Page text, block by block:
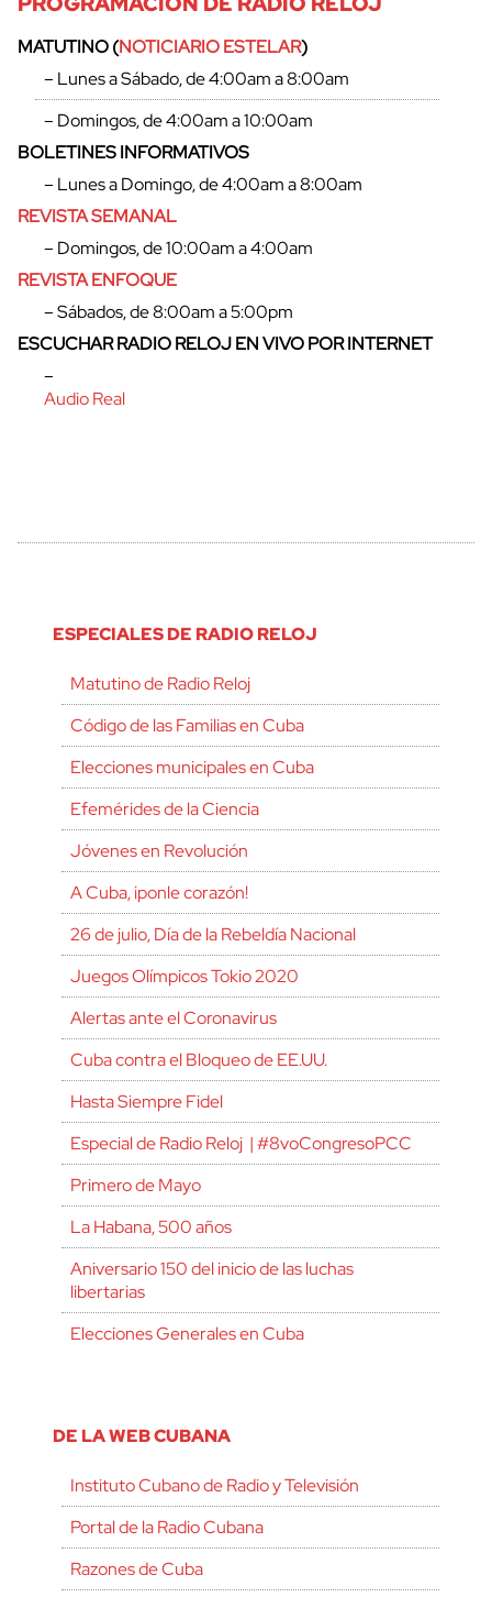
MATUTINO (NOTICIARIO ESTELAR)
– Lunes a Sábado, de 4:00am a 8:00am
– Domingos, de 4:00am a 10:00am
BOLETINES INFORMATIVOS
– Lunes a Domingo, de 4:00am a 8:00am
REVISTA SEMANAL
– Domingos, de 10:00am a 4:00am
REVISTA ENFOQUE
– Sábados, de 8:00am a 5:00pm
ESCUCHAR RADIO RELOJ EN VIVO POR INTERNET
–
Audio Real
ESPECIALES DE RADIO RELOJ
Matutino de Radio Reloj
Código de las Familias en Cuba
Elecciones municipales en Cuba
Efemérides de la Ciencia
Jóvenes en Revolución
A Cuba, ¡ponle corazón!
26 de julio, Día de la Rebeldía Nacional
Juegos Olímpicos Tokio 2020
Alertas ante el Coronavirus
Cuba contra el Bloqueo de EE.UU.
Hasta Siempre Fidel
Especial de Radio Reloj | #8voCongresoPCC
Primero de Mayo
La Habana, 500 años
Aniversario 150 del inicio de las luchas
libertarias
Elecciones Generales en Cuba
DE LA WEB CUBANA
Instituto Cubano de Radio y Televisión
Portal de la Radio Cubana
Razones de Cuba